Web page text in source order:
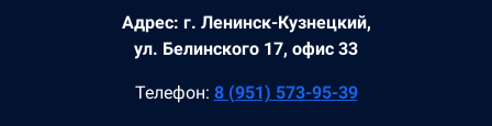
Адрес: г. Ленинск-Кузнецкий,
ул. Белинского 17, офис 33
Телефон: 8 (951) 573-95-39